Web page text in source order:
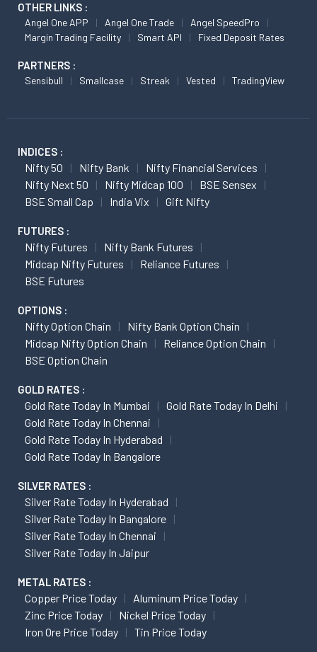
OTHER LINKS :
Angel One APP Angel One Trade
Angel SpeedPro
Margin Trading Facility
Smart API Fixed Deposit Rates
PARTNERS :
Sensibull Smallcase Streak Vested TradingView
INDICES :
Nifty 50 Nifty Bank
Nifty Financial Services
Nifty Next 50
Nifty Midcap 100
BSE Sensex
BSE Small Cap
India Vix Gift Nifty
FUTURES :
Nifty Futures
Nifty Bank Futures
Midcap Nifty Futures
Reliance Futures
BSE Futures
OPTIONS :
Nifty Option Chain
Nifty Bank Option Chain
Midcap Nifty Option Chain
Reliance Option Chain
BSE Option Chain
GOLD RATES :
Gold Rate Today In Mumbai
Gold Rate Today In Delhi
Gold Rate Today In Chennai
Gold Rate Today In Hyderabad
Gold Rate Today In Bangalore
SILVER RATES :
Silver Rate Today In Hyderabad
Silver Rate Today In Bangalore
Silver Rate Today In Chennai
Silver Rate Today In Jaipur
METAL RATES :
Copper Price Today
Aluminum Price Today
Zinc Price Today
Nickel Price Today
Iron Ore Price Today
Tin Price Today